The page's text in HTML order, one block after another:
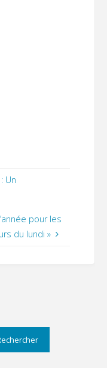
Un
pour les
du lundi »